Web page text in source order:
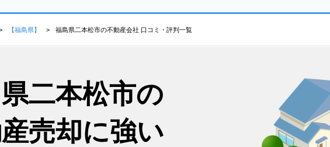
【福島県】 福島県二本松市の不動産会社 口コミ・評判一覧
二本松市の
売却に強い